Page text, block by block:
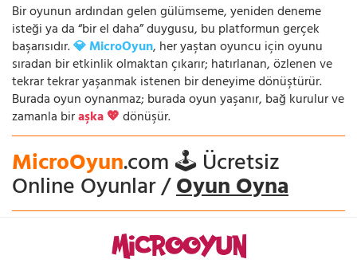
Bir oyunun ardından gelen gülümseme, yeniden deneme
isteği ya da “bir el daha” duygusu, bu platformun gerçek
başarısıdır.💎 MicroOyun, her yaştan oyuncu için oyunu
sıradan bir etkinlik olmaktan çıkarır; hatırlanan, özlenen ve
tekrar tekrar yaşanmak istenen bir deneyime dönüştürür.
Burada oyun oynanmaz; burada oyun yaşanır, bağ kurulur ve
zamanla biraşka 💖dönüşür.
MicroOyun.com 🕹️ Ücretsiz
Online Oyunlar /Oyun Oyna